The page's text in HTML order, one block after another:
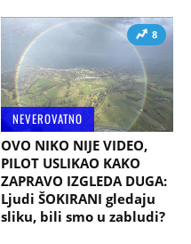
8
NEVEROVATNO
OVO NIKO NIJE VIDEO,
PILOT USLIKAO KAKO
ZAPRAVO IZGLEDA DUGA:
Ljudi ŠOKIRANI gledaju
sliku, bili smo u zabludi?